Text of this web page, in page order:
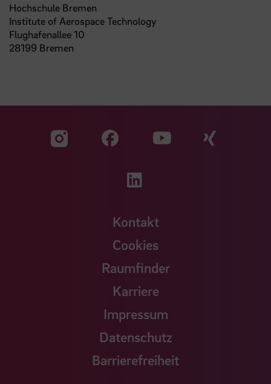
Hochschule Bremen
Institute of Aerospace Technology
Flughafenallee 10
28199 Bremen
Zu unserer Facebook
Zu
Zu unserer
Kontakt
Cookies
Raumfinder
Karriere
Impressum
Datenschutz
Barrierefreiheit